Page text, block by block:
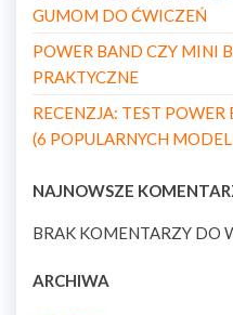
GUMOM DO ĆWICZEŃ
POWER BAND CZY MINI
PRAKTYCZNE
RECENZJA: TEST
(6 POPULARNYCH
NAJNOWSZE
BRAK KOMENTARZY DO
ARCHIWA